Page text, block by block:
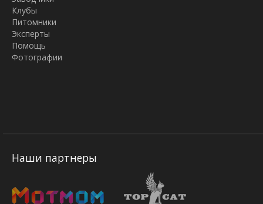
Клубы
Питомники
Эксперты
Помощь
Фотографии
Наши партнеры